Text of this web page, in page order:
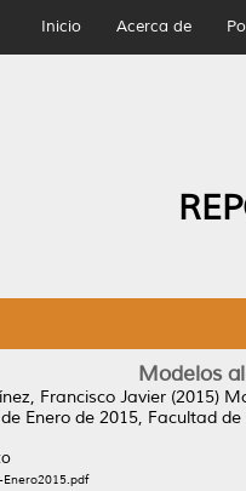
Inicio Acerca de
Modelos
Francisco Javier (2015)
Enero de 2015, Facultad
Enero2015.pdf